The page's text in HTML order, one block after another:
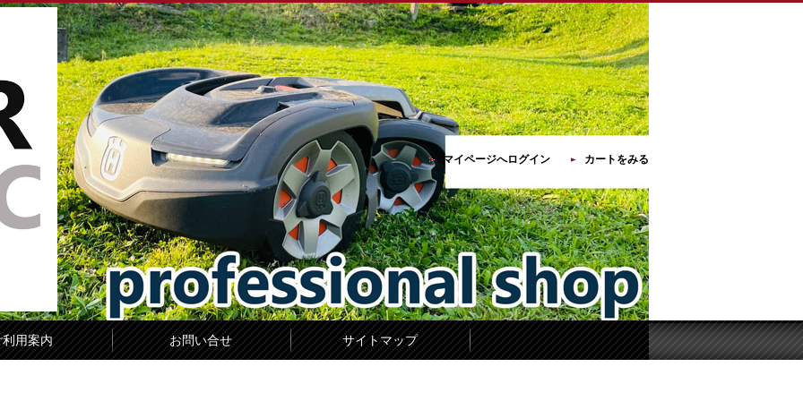
マイページへログイン カートをみる
利用案内 お問い合せ サイトマップ